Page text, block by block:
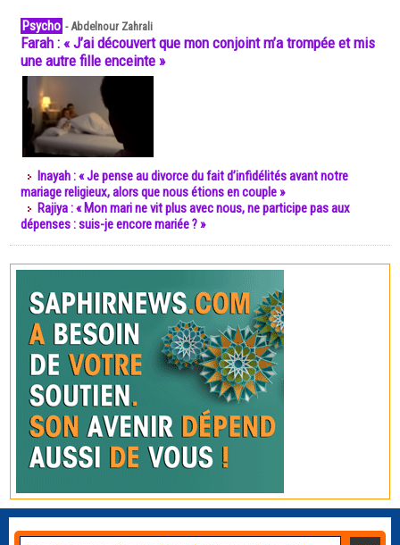
Psycho -Abdelnour Zahrali
Farah : « J’ai découvert que mon conjoint m’a trompée et mis
une autre fille enceinte »
Inayah : « Je pense au divorce du fait d’infidélités avant notre
mariage religieux, alors que nous étions en couple »
Rajiya : « Mon mari ne vit plus avec nous, ne participe pas aux
dépenses : suis-je encore mariée ? »